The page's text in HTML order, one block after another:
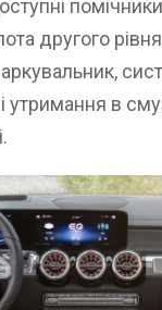
другого
утримання в